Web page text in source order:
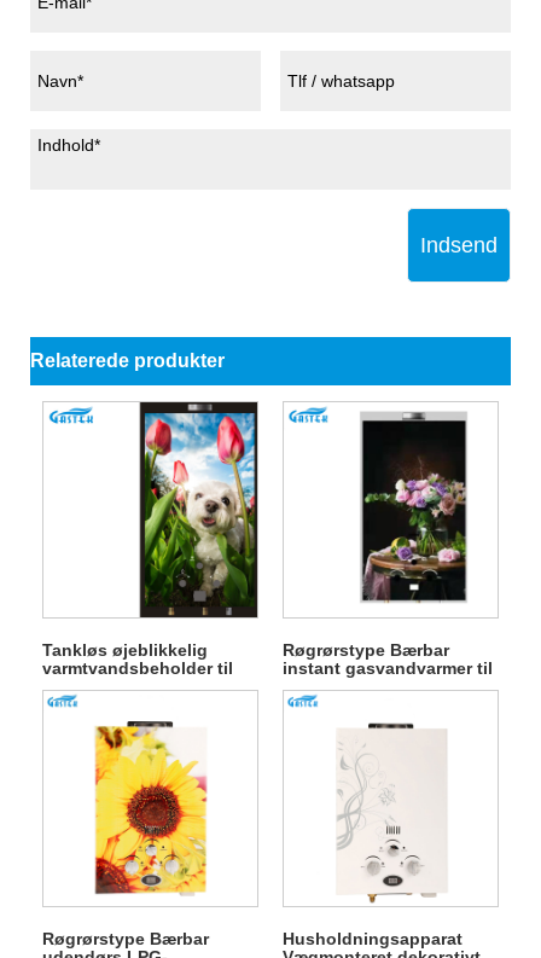
Indsend
Relaterede produkter
Tankløs øjeblikkelig
varmtvandsbeholder til
badning
Røgrørstype Bærbar
instant gasvandvarmer til
udendørs camping
Røgrørstype Bærbar
Husholdningsapparat